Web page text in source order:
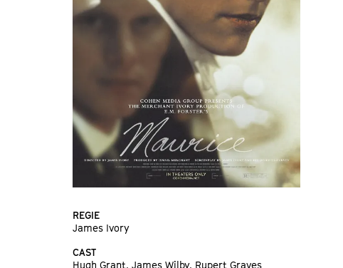
REGIE
James Ivory
CAST
Hugh Grant, James Wilby, Rupert Graves